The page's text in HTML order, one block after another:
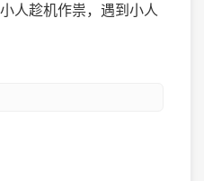
人趁机作祟，遇到小人